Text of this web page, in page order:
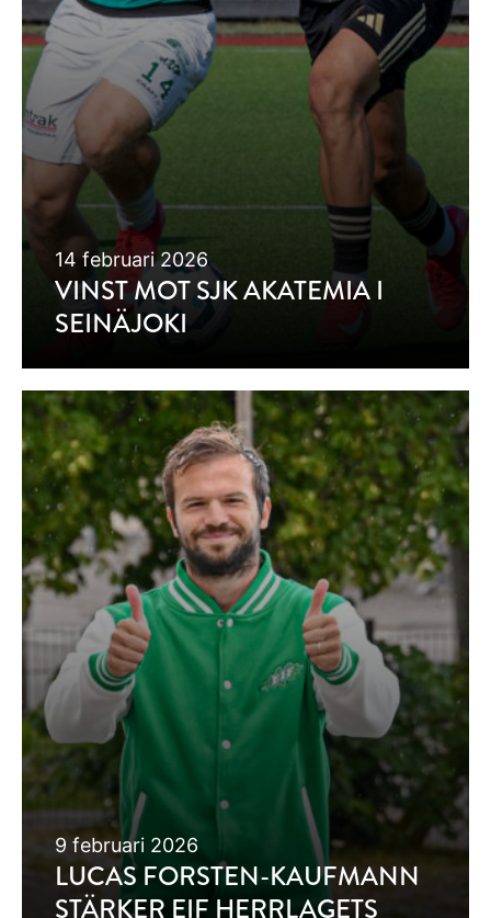
VINST MOT SJK AKATEMIA I
SEINÄJOKI
14 februari 2026
LUCAS FORSTEN-KAUFMANN
STÄRKER EIF HERRLAGETS
9 februari 2026